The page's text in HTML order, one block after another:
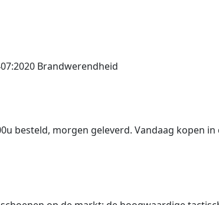
Brandwerendheid
besteld, morgen geleverd. Vandaag kopen